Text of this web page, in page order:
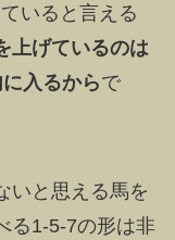
いると言える
上げているのは
入るからで
いと思える馬を
る1-5-7の形は非